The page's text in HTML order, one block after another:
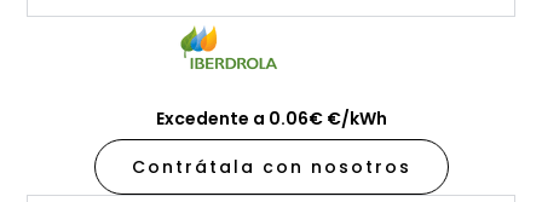
Excedente a 0.06€ €/kWh
Contrátala con nosotros